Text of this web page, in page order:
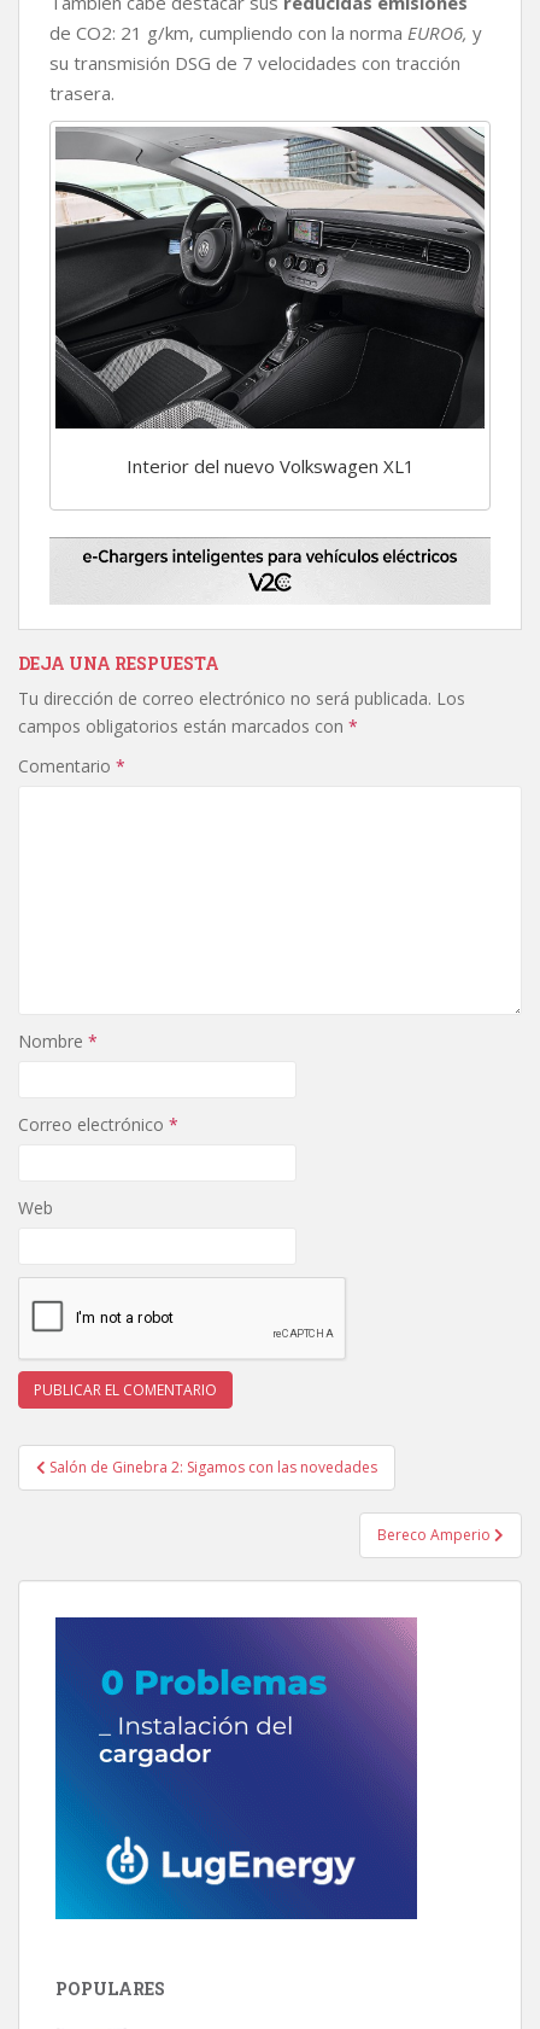
de CO2: 21 g/km, cumpliendo con la norma EURO6, y
su transmisión DSG de 7 velocidades con tracción
trasera.
Interior del nuevo Volkswagen XL1
DEJA UNA RESPUESTA
Tu dirección de correo electrónico no será publicada. Los
campos obligatorios están marcados con *
Comentario *
Nombre *
Correo electrónico *
Web
Navegación
de
Salón de Ginebra 2: Sigamos con las novedades
Bereco Amperio
POPULARES